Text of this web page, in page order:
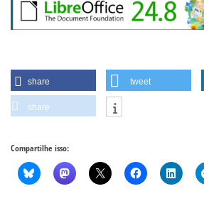
share tweet
share
Compartilhe isso: